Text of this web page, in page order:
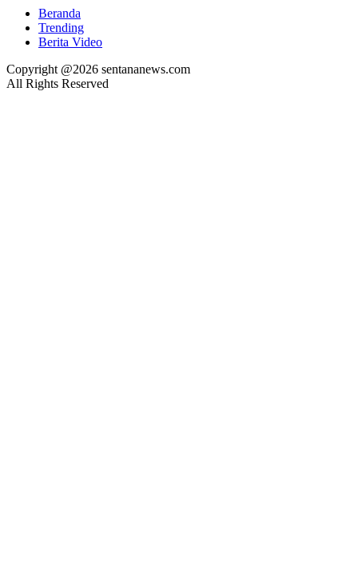
Beranda
Trending
Berita Video
Copyright @2026 sentananews.com
All Rights Reserved